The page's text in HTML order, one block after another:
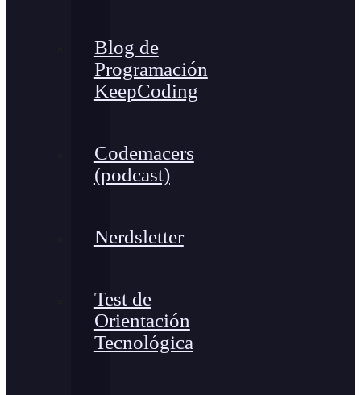
Blog de
Programación
KeepCoding
Codemacers
(podcast)
Nerdsletter
Test de
Orientación
Tecnológica